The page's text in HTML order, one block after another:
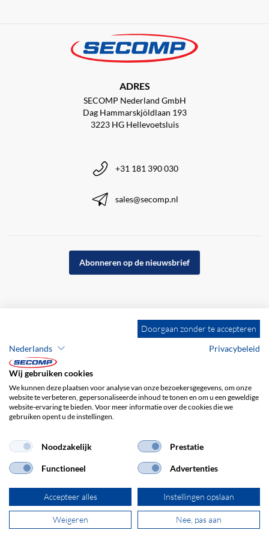
ADRES
SECOMP Nederland GmbH
Dag Hammarskjöldlaan 193
3223 HG Hellevoetsluis
+31 181 390 030
sales@secomp.nl
Abonneren op de nieuwsbrief
Bedrijfsgegevens
Privacybeleid
© 2026 SECOMP Nederland GmbH. Alle rechten voorbehouden.
powered by polynorm
Doorgaan zonder te accepteren
Nederlands
Privacybeleid
Wij gebruiken cookies
We kunnen deze plaatsen voor analyse van onze bezoekersgegevens, om onze
website te verbeteren, gepersonaliseerde inhoud te tonen en om u een geweldige
website-ervaring te bieden. Voor meer informatie over de cookies die we
gebruiken opent u de instellingen.
Noodzakelijk Prestatie
Functioneel Advertenties
Accepteer alles Instellingen opslaan
Weigeren Nee, pas aan